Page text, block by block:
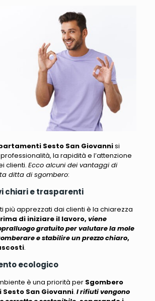
Sesto San Giovannisi
la rapidità e l’attenzione
clienti. Ecco alcuni dei vantaggi di
ditta di sgombero:
chiari e trasparenti
più apprezzati dai clienti è la chiarezza
di iniziare il lavoro, viene
gratuito per valutare la mole
e stabilire un prezzo chiaro,
.
ecologico
è una priorità per Sgombero
San Giovanni. I rifiuti vengono